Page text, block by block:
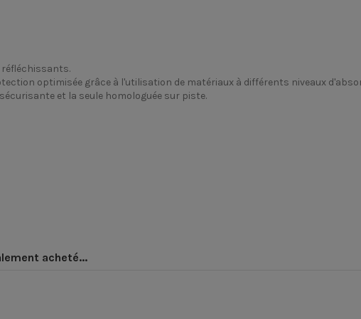
réfléchissants.
optimisée grâce à l'utilisation de matériaux à différents niveaux
et la seule homologuée sur piste.
pour rouler en deux roues, cela doit être pris avec sérieux et
acheté...